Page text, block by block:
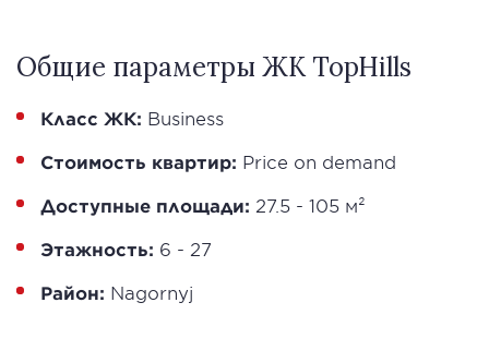
Общие параметры ЖК TopHills
Класс ЖК: Business
Стоимость квартир: Price on demand
Доступные площади: 27.5 - 105 м²
Этажность: 6 - 27
Район: Nagornyj